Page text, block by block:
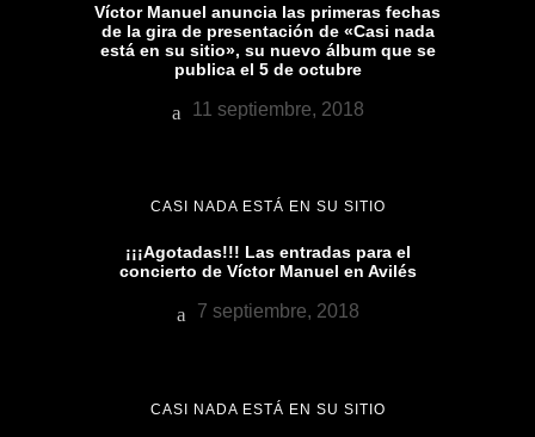
Víctor Manuel anuncia las primeras fechas
de la gira de presentación de «Casi nada
está en su sitio», su nuevo álbum que se
publica el 5 de octubre
11 septiembre, 2018
CASI NADA ESTÁ EN SU SITIO
¡¡¡Agotadas!!! Las entradas para el
concierto de Víctor Manuel en Avilés
7 septiembre, 2018
CASI NADA ESTÁ EN SU SITIO